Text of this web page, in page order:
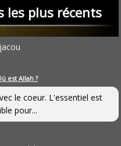
les plus récents
jacou
est Allah ?
le coeur. L'essentiel est
pour...